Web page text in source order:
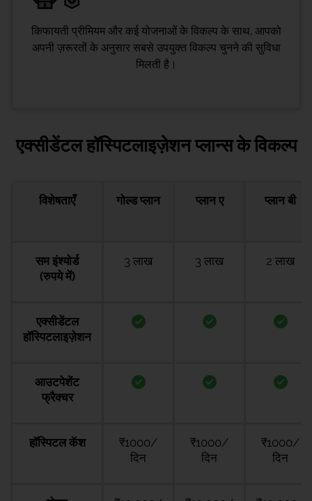
किफायती प्रीमियम और कई योजनाओं के विकल्प के साथ, आपको
अपनी ज़रूरतों के अनुसार सबसे उपयुक्त विकल्प चुनने की सुविधा
मिलती है।
एक्सीडेंटल हॉस्पिटलाइज़ेशन प्लान्स के विकल्प
विशेषताएँ गोल्ड प्लान प्लान ए प्लान बी
सम इंश्योर्ड
(रुपये में)
3 लाख 3 लाख 2 लाख
एक्सीडेंटल
हॉस्पिटलाइज़ेशन
आउटपेशेंट
फ्रैक्चर
हॉस्पिटल कॅश
₹1000/
दिन
₹1000/
दिन
₹1000/
दिन